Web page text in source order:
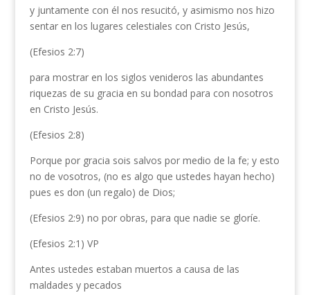
y juntamente con él nos resucitó, y asimismo nos hizo
sentar en los lugares celestiales con Cristo Jesús,
(Efesios 2:7)
para mostrar en los siglos venideros las abundantes
riquezas de su gracia en su bondad para con nosotros
en Cristo Jesús.
(Efesios 2:8)
Porque por gracia sois salvos por medio de la fe; y esto
no de vosotros, (no es algo que ustedes hayan hecho)
pues es don (un regalo) de Dios;
(Efesios 2:9) no por obras, para que nadie se gloríe.
(Efesios 2:1) VP
Antes ustedes estaban muertos a causa de las
maldades y pecados